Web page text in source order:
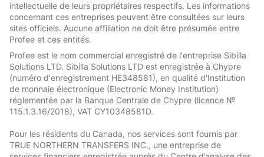
intellectuelle de leurs propriétaires respectifs. Les informations
concernant ces entreprises peuvent être consultées sur leurs
sites officiels. Aucune affiliation ne doit être présumée entre
Profee et ces entités.
Profee est le nom commercial enregistré de l'entreprise Sibilla
Solutions LTD. Sibilla Solutions LTD est enregistrée à Chypre
(numéro d'enregistrement HE348581), en qualité d'Institution
de monnaie électronique (Electronic Money Institution)
réglementée par la Banque Centrale de Chypre (licence №
115.1.3.16/2018), VAT СY10348581D.
Pour les résidents du Canada, nos services sont fournis par
TRUE NORTHERN TRANSFERS INC., une entreprise de